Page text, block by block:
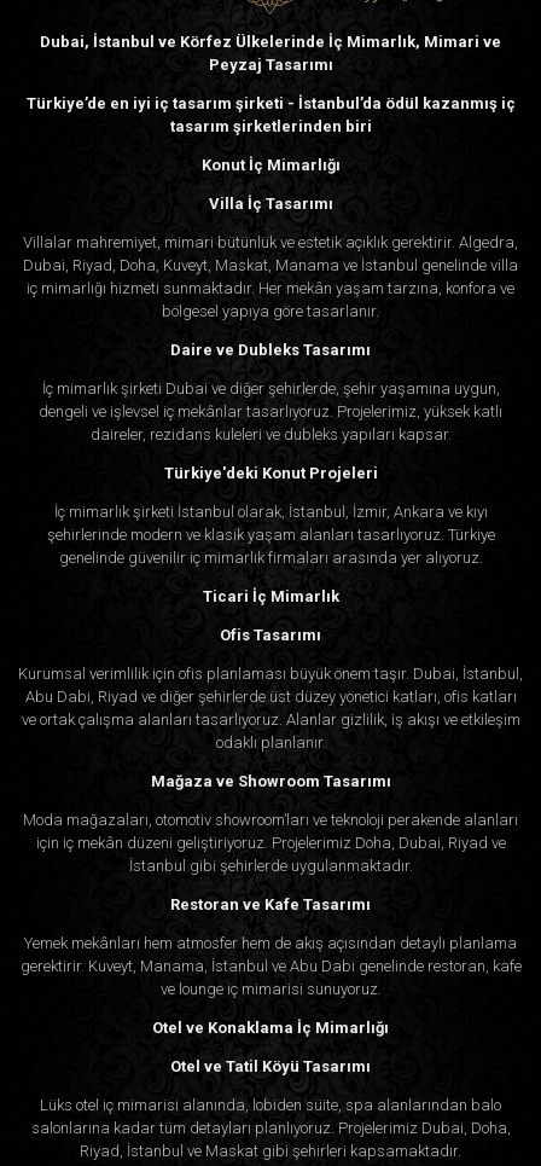
Dubai, İstanbul ve Körfez Ülkelerinde İç Mimarlık, Mimari ve
Peyzaj Tasarımı
Türkiye’de en iyi iç tasarım şirketi - İstanbul’da ödül kazanmış iç
tasarım şirketlerinden biri
Konut İç Mimarlığı
Villa İç Tasarımı
Villalar mahremiyet, mimari bütünlük ve estetik açıklık gerektirir. Algedra,
Dubai, Riyad, Doha, Kuveyt, Maskat, Manama ve İstanbul genelinde villa
iç mimarlığı hizmeti sunmaktadır. Her mekân yaşam tarzına, konfora ve
bölgesel yapıya göre tasarlanır.
Daire ve Dubleks Tasarımı
İç mimarlık şirketi Dubai ve diğer şehirlerde, şehir yaşamına uygun,
dengeli ve işlevsel iç mekânlar tasarlıyoruz. Projelerimiz, yüksek katlı
daireler, rezidans kuleleri ve dubleks yapıları kapsar.
Türkiye'deki Konut Projeleri
İç mimarlık şirketi İstanbul olarak, İstanbul, İzmir, Ankara ve kıyı
şehirlerinde modern ve klasik yaşam alanları tasarlıyoruz. Türkiye
genelinde güvenilir iç mimarlık firmaları arasında yer alıyoruz.
Ticari İç Mimarlık
Ofis Tasarımı
Kurumsal verimlilik için ofis planlaması büyük önem taşır. Dubai, İstanbul,
Abu Dabi, Riyad ve diğer şehirlerde üst düzey yönetici katları, ofis katları
ve ortak çalışma alanları tasarlıyoruz. Alanlar gizlilik, iş akışı ve etkileşim
odaklı planlanır.
Mağaza ve Showroom Tasarımı
Moda mağazaları, otomotiv showroom’ları ve teknoloji perakende alanları
için iç mekân düzeni geliştiriyoruz. Projelerimiz Doha, Dubai, Riyad ve
İstanbul gibi şehirlerde uygulanmaktadır.
Restoran ve Kafe Tasarımı
Yemek mekânları hem atmosfer hem de akış açısından detaylı planlama
gerektirir. Kuveyt, Manama, İstanbul ve Abu Dabi genelinde restoran, kafe
ve lounge iç mimarisi sunuyoruz.
Otel ve Konaklama İç Mimarlığı
Otel ve Tatil Köyü Tasarımı
Lüks otel iç mimarisi alanında, lobiden süite, spa alanlarından balo
salonlarına kadar tüm detayları planlıyoruz. Projelerimiz Dubai, Doha,
Riyad, İstanbul ve Maskat gibi şehirleri kapsamaktadır.